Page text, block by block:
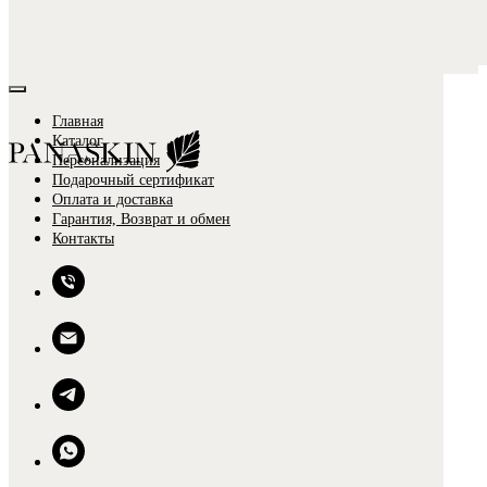
Главная
Каталог
Персонализация
Подарочный сертификат
Оплата и доставка
Гарантия, Возврат и обмен
Контакты